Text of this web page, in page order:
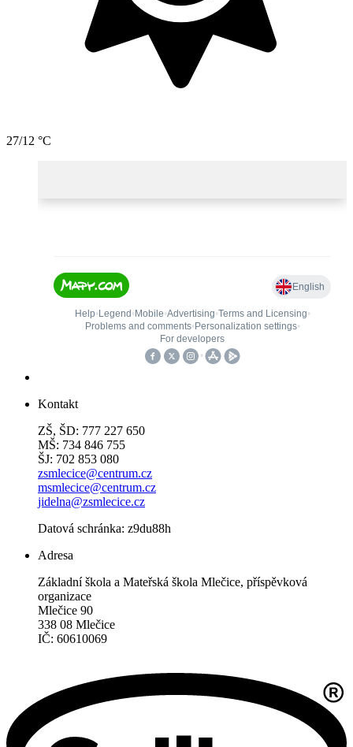
27/12 °C
Kontakt
ZŠ, ŠD: 777 227 650
MŠ: 734 846 755
ŠJ: 702 853 080
zsmlecice@centrum.cz
msmlecice@centrum.cz
jidelna@zsmlecice.cz
Datová schránka: z9du88h
Adresa
Základní škola a Mateřská škola Mlečice, příspěvková
organizace
Mlečice 90
338 08 Mlečice
IČ: 60610069